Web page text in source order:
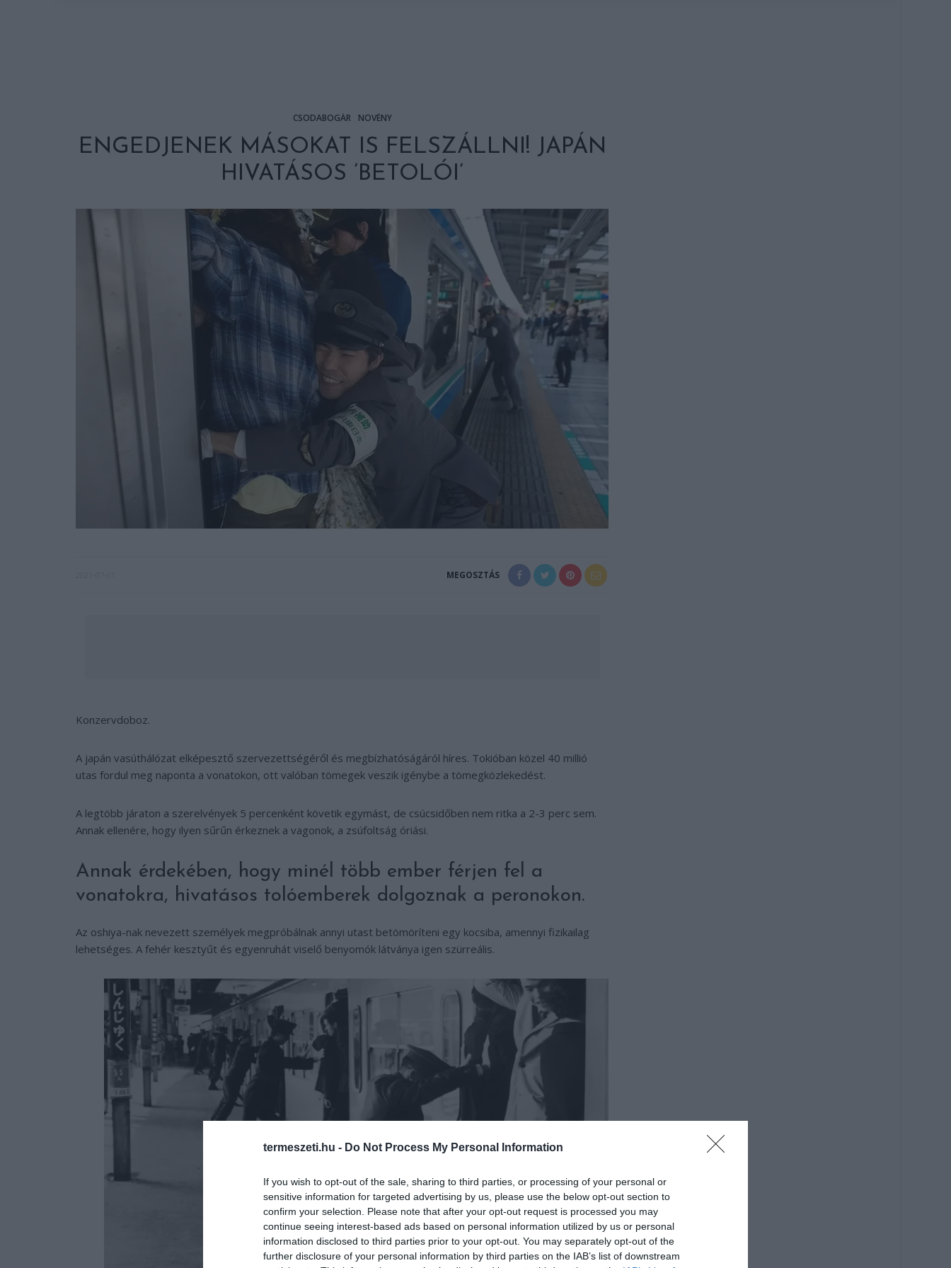
termeszeti.hu - Do Not Process My Personal Information
If you wish to opt-out of the sale, sharing to third parties, or processing of your personal or
sensitive information for targeted advertising by us, please use the below opt-out section to
confirm your selection. Please note that after your opt-out request is processed you may
continue seeing interest-based ads based on personal information utilized by us or personal
information disclosed to third parties prior to your opt-out. You may separately opt-out of the
further disclosure of your personal information by third parties on the IAB’s list of downstream
CSODABOGÁR NÖVÉNY
ENGEDJENEK MÁSOKAT IS FELSZÁLLNI! JAPÁN
HIVATÁSOS ’BETOLÓI’
MEGOSZTÁS
Konzervdoboz.
A japán vasúthálózat elképesztő szervezettségéről és megbízhatóságáról híres. Tokióban közel 40 millió
utas fordul meg naponta a vonatokon, ott valóban tömegek veszik igénybe a tömegközlekedést.
A legtöbb járaton a szerelvények 5 percenként követik egymást, de csúcsidőben nem ritka a 2-3 perc sem.
Annak ellenére, hogy ilyen sűrűn érkeznek a vagonok, a zsúfoltság óriási.
Annak érdekében, hogy minél több ember férjen fel a
vonatokra, hivatásos tolóemberek dolgoznak a peronokon.
Az oshiya-nak nevezett személyek megpróbálnak annyi utast betömöríteni egy kocsiba, amennyi fizikailag
lehetséges. A fehér kesztyűt és egyenruhát viselő benyomók látványa igen szürreális.